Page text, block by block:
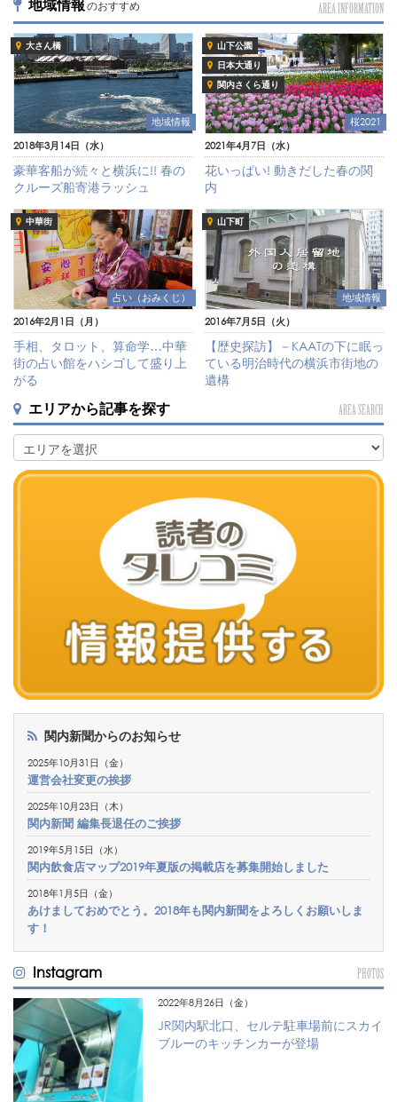
地域情報 のおすすめ AREA INFORMATION
大さん橋
地域情報
2018年3月14日（水）
豪華客船が続々と横浜に!! 春の
クルーズ船寄港ラッシュ
山下公園
日本大通り
関内さくら通り
桜2021
2021年4月7日（水）
花いっぱい! 動きだした春の関
内
中華街
占い（おみくじ）
2016年2月1日（月）
手相、タロット、算命学…中華
街の占い館をハシゴして盛り上
がる
山下町
地域情報
2016年7月5日（火）
【歴史探訪】－KAATの下に眠っ
ている明治時代の横浜市街地の
遺構
エリアから記事を探す AREA SEARCH
関内新聞からのお知らせ
2025年10月31日（金）
運営会社変更の挨拶
2025年10月23日（木）
関内新聞 編集長退任のご挨拶
2019年5月15日（水）
関内飲食店マップ2019年夏版の掲載店を募集開始しました
2018年1月5日（金）
あけましておめでとう。2018年も関内新聞をよろしくお願いしま
す！
Instagram PHOTOS
2022年8月26日（金）
JR関内駅北口、セルテ駐車場前にスカイ
ブルーのキッチンカーが登場